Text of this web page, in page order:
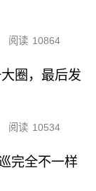
阅读 10864
圈，最后发
阅读 10534
完全不一样